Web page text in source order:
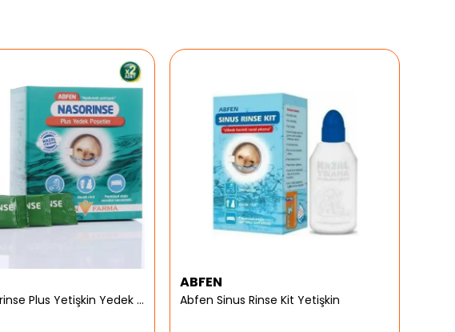
Abfen Nasorinse Plus Yetişkin Yedek Poşet
ABFEN
Abfen Sinus Rinse Kit Yetişkin